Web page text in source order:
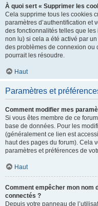
À quoi sert « Supprimer les
Cela supprime tous les cookies
paramètres d’authentification et
des fonctionnalités telles que
non lu) si cela a été activé par
des problèmes de connexion ou
pourrait les résoudre.
Haut
Paramètres et
Comment modifier mes
Si vous êtes membre de ce
base de données. Pour les
(généralement ce lien est
haut des pages du forum). Cela
paramètres et préférences de
Haut
Comment empêcher mon nom
connectés ?
Depuis votre panneau de